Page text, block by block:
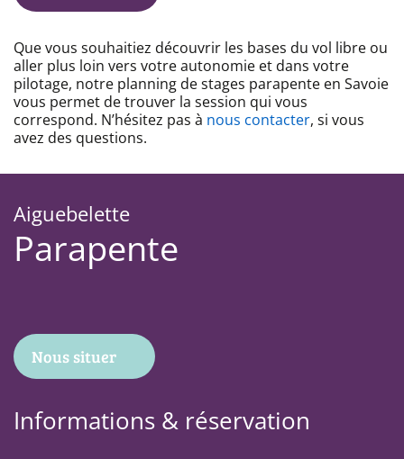
Que vous souhaitiez découvrir les bases du vol libre ou
aller plus loin vers votre autonomie et dans votre
pilotage, notre planning de stages parapente en Savoie
vous permet de trouver la session qui vous
correspond. N’hésitez pas à nous contacter, si vous
avez des questions.
Aiguebelette
Parapente
Nous situer
Informations & réservation